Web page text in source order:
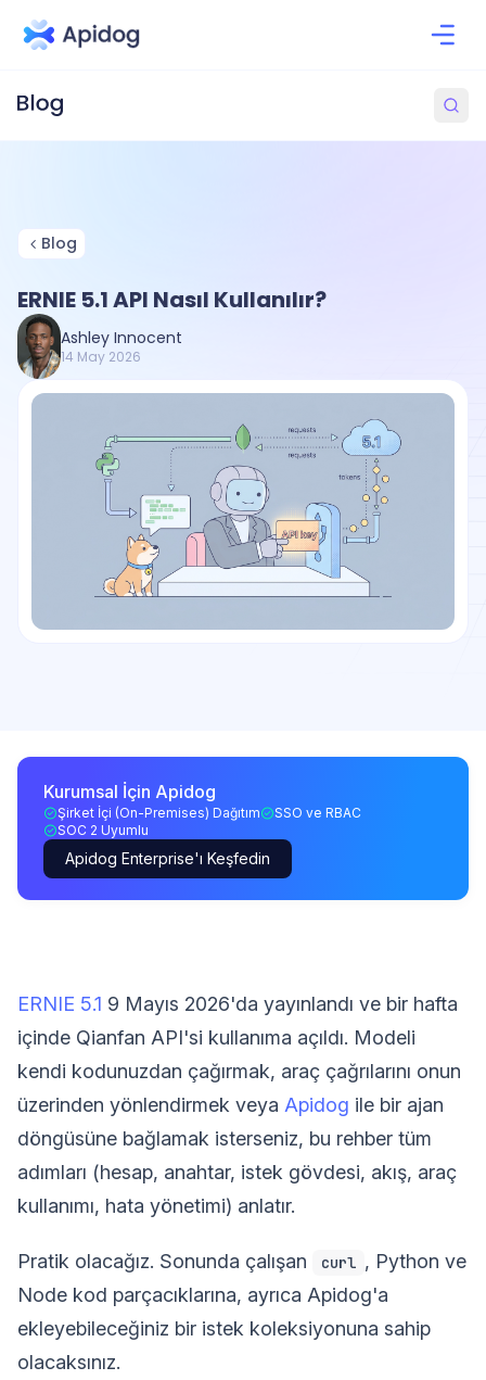
Blog
ERNIE 5.1 API Nasıl Kullanılır?
Ashley Innocent
14 May 2026
Kurumsal İçin Apidog
Şirket İçi (On-Premises) Dağıtım
SSO ve RBAC
SOC 2 Uyumlu
Apidog Enterprise'ı Keşfedin
ERNIE 5.1 9 Mayıs 2026'da yayınlandı ve bir hafta
içinde Qianfan API'si kullanıma açıldı. Modeli
kendi kodunuzdan çağırmak, araç çağrılarını onun
üzerinden yönlendirmek veya Apidog ile bir ajan
döngüsüne bağlamak isterseniz, bu rehber tüm
adımları (hesap, anahtar, istek gövdesi, akış, araç
kullanımı, hata yönetimi) anlatır.
Pratik olacağız. Sonunda çalışan curl , Python ve
Node kod parçacıklarına, ayrıca Apidog'a
ekleyebileceğiniz bir istek koleksiyonuna sahip
olacaksınız.